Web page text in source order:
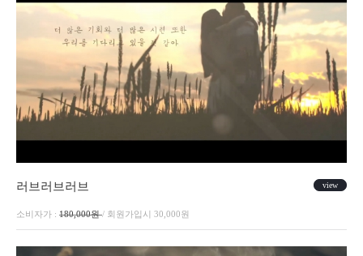
view
러브러브러브
소비자가 : 180,000원/ 회원가입시 30,000원